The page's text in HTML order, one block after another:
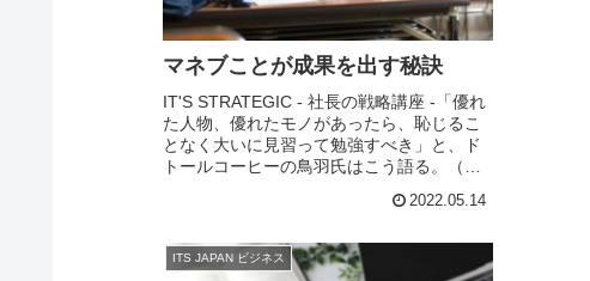
マネブことが成果を出す秘訣
IT'S STRATEGIC - 社長の戦略講座 -「優れ
た人物、優れたモノがあったら、恥じるこ
となく大いに見習って勉強すべき」と、ド
トールコーヒーの鳥羽氏はこう語る。（鳥
ーヒーの創業者）鳥羽氏も、はじ...2022.05.14
ITS JAPAN ビジネス